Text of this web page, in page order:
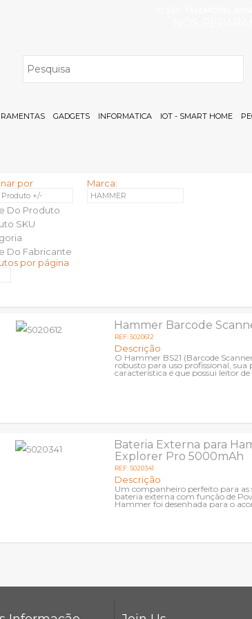
GADGETS INFORMATICA IOT - SMART HOME
por
Produto +/-
Do Produto
SKU
Do Fabricante
Marca:
HAMMER
por página
Hammer Barcode
REF: 5020612
Descrição
O Hammer BS21 (Barcode
robusto para uso profissional, sua
característica é que possui leitor
Bateria Externa para
Explorer Pro 5000mAh
REF: 5020341
Descrição
Um companheiro perfeito para as
bateria externa com função de
Hammer foi desenhada para o